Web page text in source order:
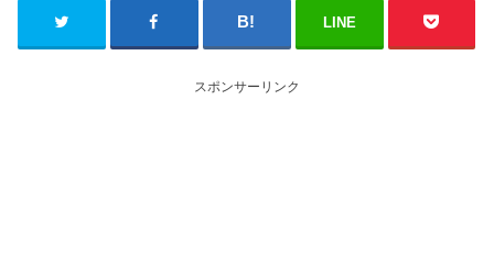
LINE
スポンサーリンク